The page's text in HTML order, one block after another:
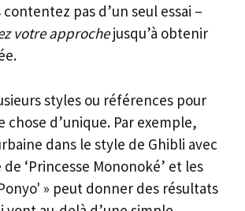
pas d’un seul essai –
votre approchejusqu’à obtenir
styles ou références pour
chose d’unique. Par exemple,
dans le style de Ghibli avec
‘Princesse Mononoké’ et les
» peut donner des résultats